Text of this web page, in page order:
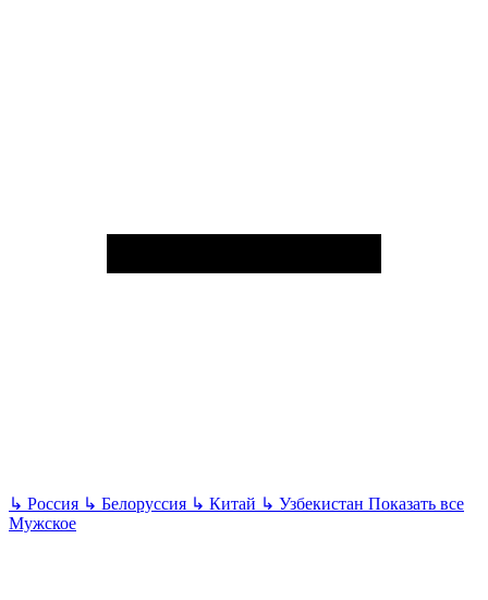
↳ Россия ↳ Белоруссия ↳ Китай ↳ Узбекистан Показать все
Мужское